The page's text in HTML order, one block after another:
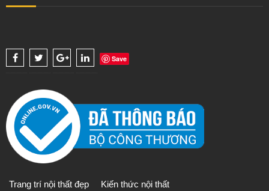
Save
Trang trí nội thất đẹp Kiến thức nội thất